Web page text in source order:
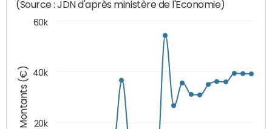
Montants (€)
(Source : JDN d'après ministère de l'Economie)
20k
40k
60k